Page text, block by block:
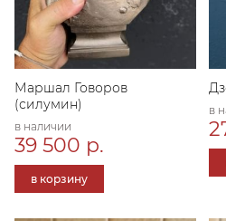
Маршал Говоров
(силумин)
в наличии
39 500 р.
в корзину
в